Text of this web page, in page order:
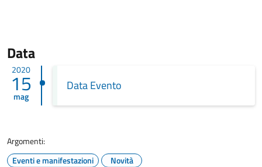
Data
2020
15
mag
Data Evento
Argomenti:
Eventi e manifestazioni
Novità